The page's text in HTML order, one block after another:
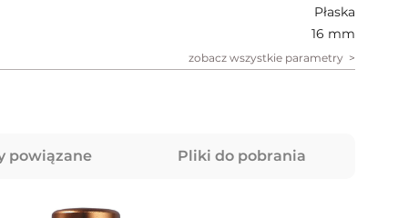
Płaska
16 mm
zobacz wszystkie parametry
powiązane Pliki do pobrania